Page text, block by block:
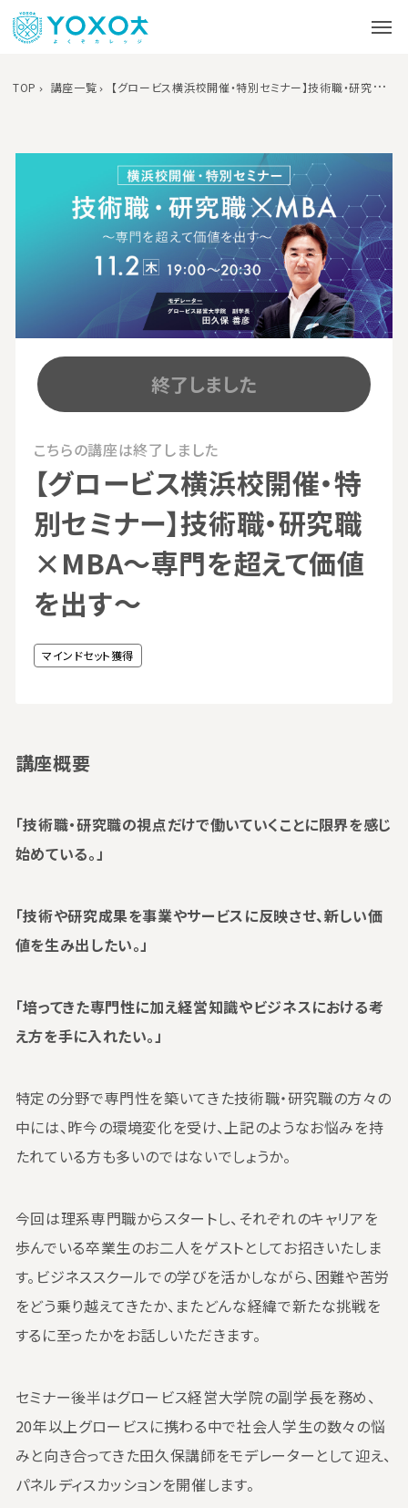
TOP 講座一覧 【グロービス横浜校開催・特別セミナー】技術職・研究職×MBA〜専門を超えて価値を出す～
終了しました
こちらの講座は終了しました
【グロービス横浜校開催・特
別セミナー】技術職・研究職
×MBA〜専門を超えて価値
を出す～
マインドセット獲得
講座概要
「技術職・研究職の視点だけで働いていくことに限界を感じ
始めている。」
「技術や研究成果を事業やサービスに反映させ、新しい価
値を生み出したい。」
「培ってきた専門性に加え経営知識やビジネスにおける考
え方を手に入れたい。」
特定の分野で専門性を築いてきた技術職・研究職の方々の
中には、昨今の環境変化を受け、上記のようなお悩みを持
たれている方も多いのではないでしょうか。
今回は理系専門職からスタートし、それぞれのキャリアを
歩んでいる卒業生のお二人をゲストとしてお招きいたしま
す。ビジネススクールでの学びを活かしながら、困難や苦労
をどう乗り越えてきたか、またどんな経緯で新たな挑戦を
するに至ったかをお話しいただきます。
セミナー後半はグロービス経営大学院の副学長を務め、
20年以上グロービスに携わる中で社会人学生の数々の悩
みと向き合ってきた田久保講師をモデレーターとして迎え、
パネルディスカッションを開催します。